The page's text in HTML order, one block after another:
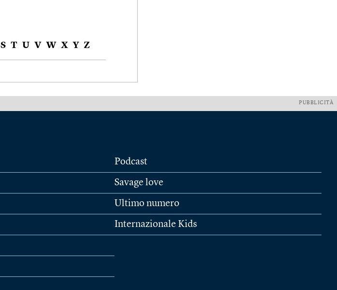
S T U V W X Y Z
PUBBLICITÀ
Podcast
Savage love
Ultimo numero
Internazionale Kids